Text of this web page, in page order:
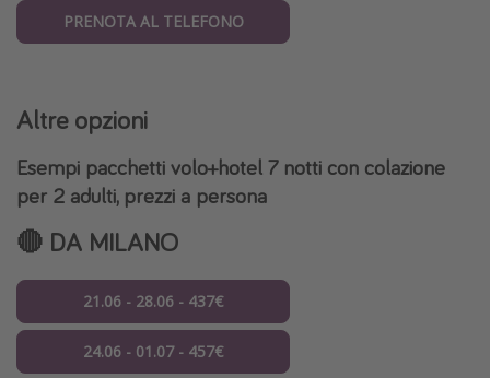
PRENOTA AL TELEFONO
Altre opzioni
Esempi pacchetti volo+hotel 7 notti con colazione
per 2 adulti, prezzi a persona
🔴 DA MILANO
21.06 - 28.06 - 437€
24.06 - 01.07 - 457€